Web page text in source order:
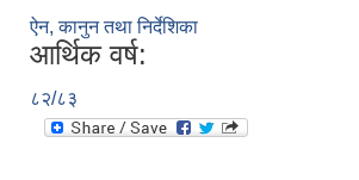
ऐन, कानुन तथा निर्देशिका
आर्थिक वर्ष:
८२/८३